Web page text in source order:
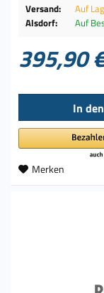
Versand:
Auf
Alsdorf:
Auf
395,90
In den
Merken